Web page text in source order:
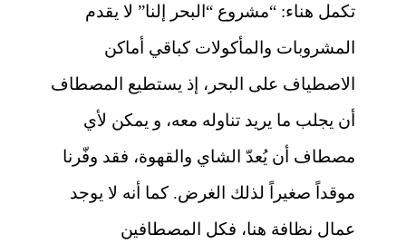
تكمل هناء: “مشروع “البحر إلنا” لا يقدم
المشروبات والمأكولات كباقي أماكن
الاصطياف على البحر، إذ يستطيع المصطاف
أن يجلب ما يريد تناوله معه، و يمكن لأي
مصطاف أن يُعدّ الشاي والقهوة، فقد وفّرنا
موقداً صغيراً لذلك الغرض. كما أنه لا يوجد
عمال نظافة هنا، فكل المصطافين